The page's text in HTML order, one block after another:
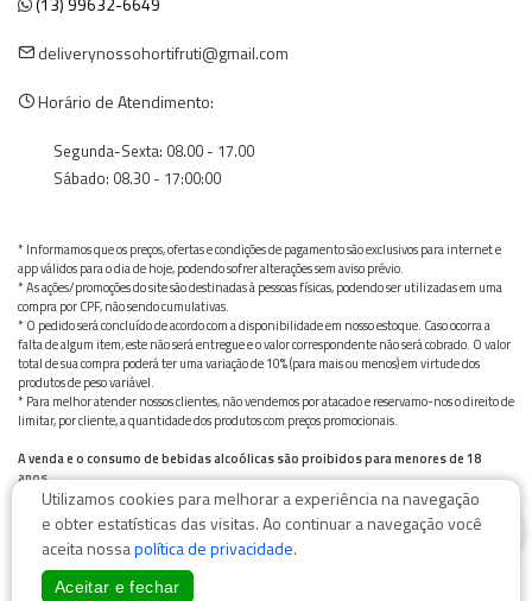
deliverynossohortifruti@gmail.com
Horário de Atendimento:
Segunda-Sexta: 08.00 - 17.00
Sábado: 08.30 - 17:00:00
* Informamos que os preços, ofertas e condições de pagamento são exclusivos para internet e
app válidos para o dia de hoje, podendo sofrer alterações sem aviso prévio.
* As ações/promoções do site são destinadas à pessoas físicas, podendo ser utilizadas em uma
compra por CPF, não sendo cumulativas.
* O pedido será concluído de acordo com a disponibilidade em nosso estoque. Caso ocorra a
falta de algum item, este não será entregue e o valor correspondente não será cobrado. O valor
total de sua compra poderá ter uma variação de 10% (para mais ou menos) em virtude dos
produtos de peso variável.
* Para melhor atender nossos clientes, não vendemos por atacado e reservamo-nos o direito de
limitar, por cliente, a quantidade dos produtos com preços promocionais.
A venda e o consumo de bebidas alcoólicas são proibidos para menores de 18
anos.
Bebida alcoólica pode causar dependência química e, em excesso, provoca graves males à saúde.
Beba com moderação
Utilizamos cookies para melhorar a experiência na navegação
e obter estatísticas das visitas. Ao continuar a navegação você
aceita nossapolítica de privacidade.
Aceitar e fechar